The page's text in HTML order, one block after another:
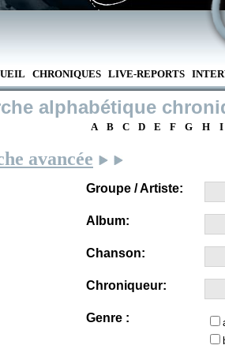
CHRONIQUES LIVE-REPORTS
alphabétique
A B C D E F G H I
avancée
Groupe / Artiste:
Album:
Chanson:
Chroniqueur:
Genre :